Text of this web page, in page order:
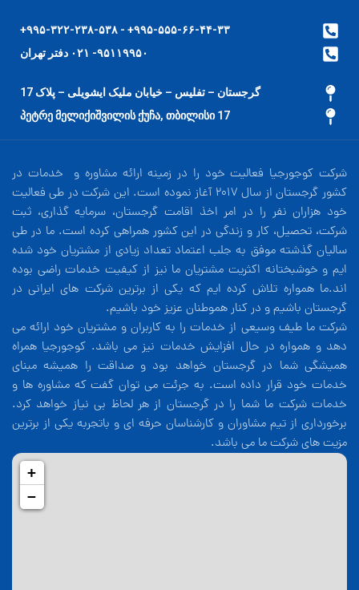
۹۹۵-۵۵۵-۶۶-۴۴-۳۳+ - ۹۹۵-۳۲۲-۲۳۸-۵۳۸+
۹۵۱۱۹۹۵۰- ۰۲۱ دفتر تهران
گرجستان – تفلیس – خیابان ملیک ایشویلی – پلاک 17
17 პეტრე მელიქიშვილის ქუჩა, თბილისი
شرکت کوجورجیا فعالیت خود را در زمینه ارائه مشاوره و خدمات در
کشور گرجستان از سال 2017 آغاز نموده است. این شرکت در طی فعالیت
خود هزاران نفر را در امر اخذ اقامت گرجستان، سرمایه گذاری، ثبت
شرکت، تحصیل، کار و زندگی در این کشور همراهی کرده است. ما در طی
سالیان گذشته موفق به جلب اعتماد تعداد زیادی از مشتریان خود شده
ایم و خوشبختانه اکثریت مشتریان ما نیز از کیفیت خدمات راضی بوده
اند.ما همواره تلاش کرده ایم که یکی از برترین شرکت های ایرانی در
گرجستان باشیم و در کنار هموطنان عزیز خود باشیم.
شرکت ما طیف وسیعی از خدمات را به کاربران و مشتریان خود ارائه می
دهد و همواره در حال افزایش خدمات نیز می باشد. کوجورجیا همراه
همیشگی شما در گرجستان خواهد بود و صداقت را همیشه مبنای
خدمات خود قرار داده است. به جرئت می توان گفت که مشاوره ها و
خدمات شرکت ما شما را در گرجستان از هر لحاظ بی نیاز خواهد کرد.
برخورداری از تیم مشاوران و کارشناسان حرفه ای و باتجربه یکی از برترین
مزیت های شرکت ما می باشد.
+
−